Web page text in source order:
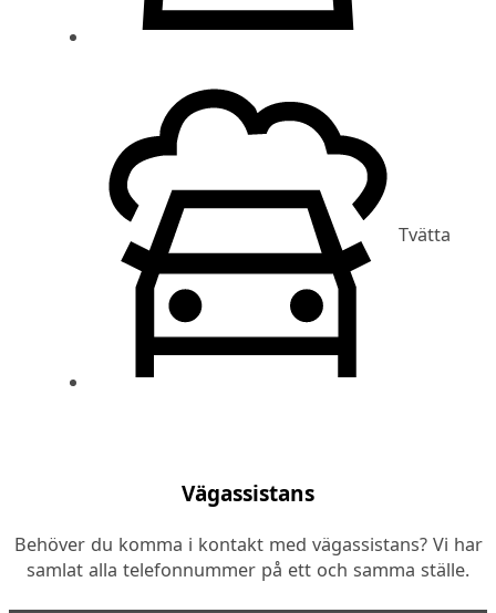
Tvätta
Vägassistans
Behöver du komma i kontakt med vägassistans? Vi har
samlat alla telefonnummer på ett och samma ställe.